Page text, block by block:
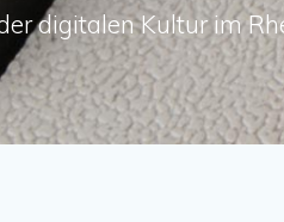
digitalen Kultur im